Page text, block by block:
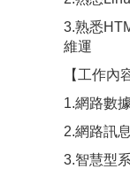
3.熟悉
維運
【工作內
1.網路數
2.網路訊
3.智慧型